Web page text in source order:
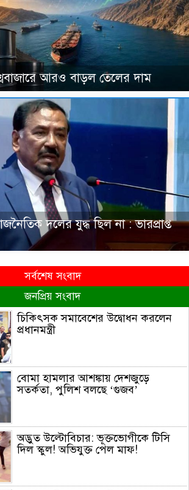
আরও বাড়ল তেলের দাম
দলের যুদ্ধ ছিল না : ভারপ্রাপ্ত
সর্বশেষ সংবাদ
জনপ্রিয় সংবাদ
চিকিৎসক সমাবেশের উদ্বোধন করলেন
প্রধানমন্ত্রী
বোমা হামলার আশঙ্কায় দেশজুড়ে
সতর্কতা, পুলিশ বলছে ‘গুজব’
অদ্ভুত উল্টোবিচার: ভূক্তভোগীকে টিসি
দিল স্কুল! অভিযুক্ত পেল মাফ!